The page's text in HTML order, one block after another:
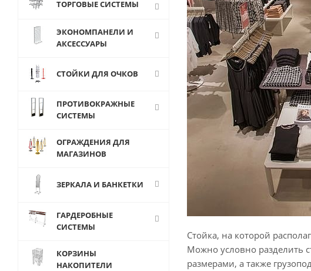
Стойка, на которой
Можно условно разделить
размерами, а также
ТОРГОВЫЕ СИСТЕМЫ
ЭКОНОМПАНЕЛИ И
АКСЕССУАРЫ
СТОЙКИ ДЛЯ ОЧКОВ
ПРОТИВОКРАЖНЫЕ
СИСТЕМЫ
ОГРАЖДЕНИЯ ДЛЯ
МАГАЗИНОВ
ЗЕРКАЛА И БАНКЕТКИ
ГАРДЕРОБНЫЕ
СИСТЕМЫ
КОРЗИНЫ
НАКОПИТЕЛИ